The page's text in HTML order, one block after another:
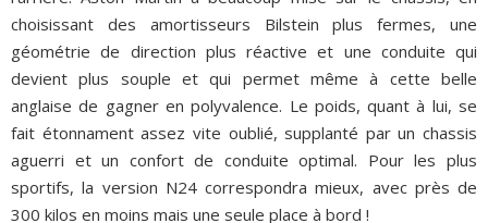
choisissant des amortisseurs Bilstein plus fermes, une
géométrie de direction plus réactive et une conduite qui
devient plus souple et qui permet même à cette belle
anglaise de gagner en polyvalence. Le poids, quant à lui, se
fait étonnament assez vite oublié, supplanté par un chassis
aguerri et un confort de conduite optimal. Pour les plus
sportifs, la version N24 correspondra mieux, avec près de
300 kilos en moins mais une seule place à bord !